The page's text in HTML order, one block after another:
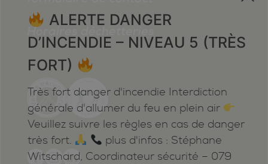
Horaires déchetteries
ALERTE DANGER
D’INCENDIE – NIVEAU 5 (TRÈS
FORT)
Très fort danger d'incendie Interdiction
générale d'allumer du feu en plein air
Veuillez suivre les règles en cas de danger
très fort.
plus d'infos : Stéphane
Witschard, Coordinateur sécurité – 079